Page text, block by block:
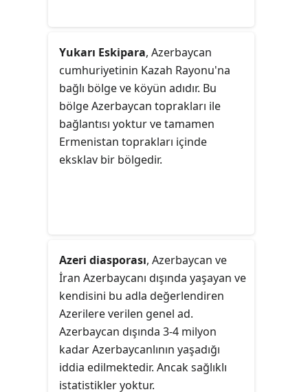
Yukarı Eskipara, Azerbaycan
cumhuriyetinin Kazah Rayonu'na
bağlı bölge ve köyün adıdır. Bu
bölge Azerbaycan toprakları ile
bağlantısı yoktur ve tamamen
Ermenistan toprakları içinde
eksklav bir bölgedir.
Azeri diasporası, Azerbaycan ve
İran Azerbaycanı dışında yaşayan ve
kendisini bu adla değerlendiren
Azerilere verilen genel ad.
Azerbaycan dışında 3-4 milyon
kadar Azerbaycanlının yaşadığı
iddia edilmektedir. Ancak sağlıklı
istatistikler yoktur.